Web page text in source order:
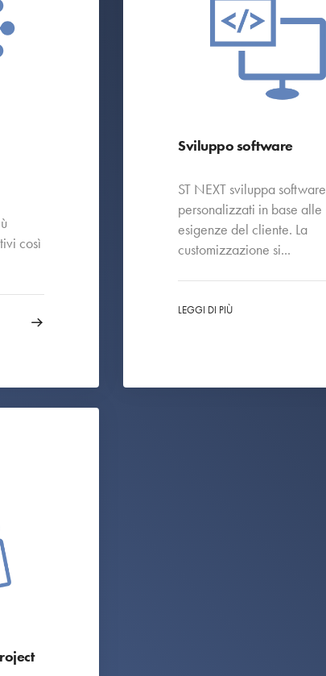
così
Sviluppo software
ST NEXT sviluppa software
personalizzati in base alle
esigenze del cliente. La
customizzazione si...
LEGGI DI PIÙ